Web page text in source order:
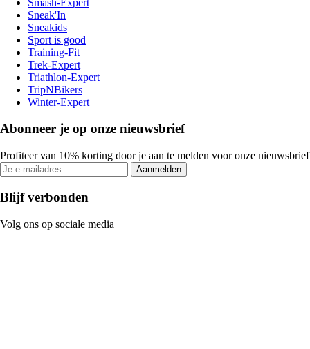
Sneak'In
Sneakids
Sport is good
Training-Fit
Trek-Expert
Triathlon-Expert
TripNBikers
Winter-Expert
Abonneer je op onze nieuwsbrief
Profiteer van 10% korting door je aan te melden voor onze nieuwsbrief
Aanmelden
Blijf verbonden
Volg ons op sociale media